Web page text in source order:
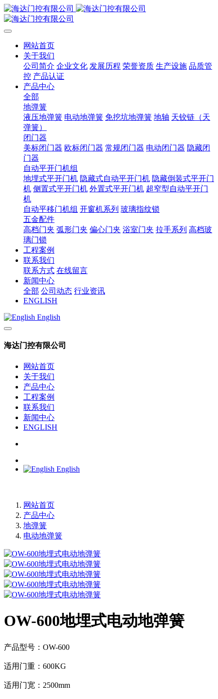
网站首页
关于我们
公司简介 企业文化 发展历程 荣誉资质 生产设施 品质管
控 产品认证
产品中心
全部
地弹簧
液压地弹簧 电动地弹簧 免挖坑地弹簧 地轴 天铰链（天
弹簧）
闭门器
美标闭门器 欧标闭门器 常规闭门器 电动闭门器 隐藏闭
门器
自动平开门机组
地埋式平开门机 隐藏式自动平开门机 隐藏倒装式平开门
机 侧置式平开门机 外置式平开门机 超窄型自动平开门
机
自动平移门机组 开窗机系列 玻璃指纹锁
五金配件
高档门夹 弧形门夹 偏心门夹 浴室门夹 拉手系列 高档玻
璃门锁
工程案例
联系我们
联系方式 在线留言
新闻中心
全部 公司动态 行业资讯
ENGLISH
English
海达门控有限公司
网站首页
关于我们
产品中心
工程案例
联系我们
新闻中心
ENGLISH
English
网站首页
产品中心
地弹簧
电动地弹簧
OW-600地埋式电动地弹簧
产品型号：OW-600
适用门重：600KG
适用门宽：2500mm